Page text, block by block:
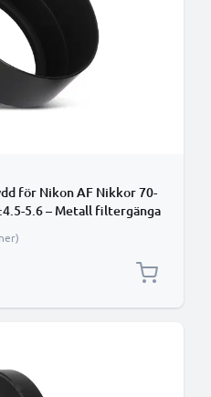
för Nikon AF Nikkor 70-
5.6 – Metall filtergänga
från CELLONIC